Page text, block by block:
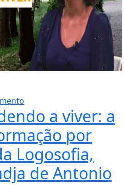
a viver: a
por
Logosofia,
de Antonio